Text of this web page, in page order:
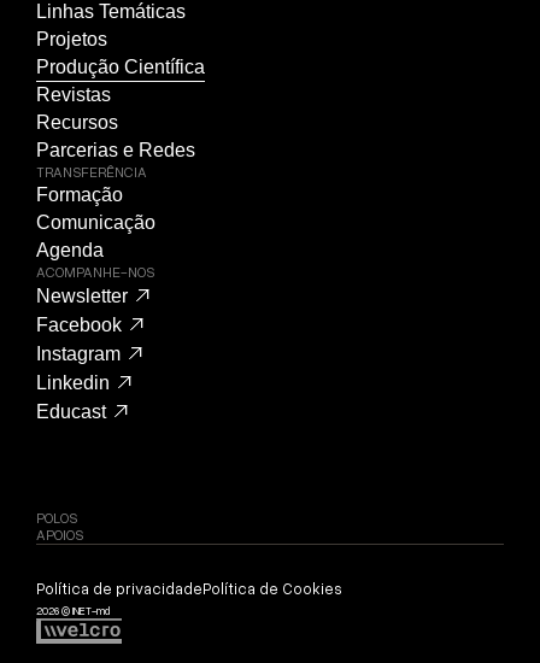
Linhas Temáticas
Projetos
Produção Científica
Revistas
Recursos
Parcerias e Redes
TRANSFERÊNCIA
Formação
Comunicação
Agenda
ACOMPANHE-NOS
Newsletter
Facebook
Instagram
Linkedin
Educast
POLOS
APOIOS
2026 © INET-md
Política de privacidadePolítica de Cookies